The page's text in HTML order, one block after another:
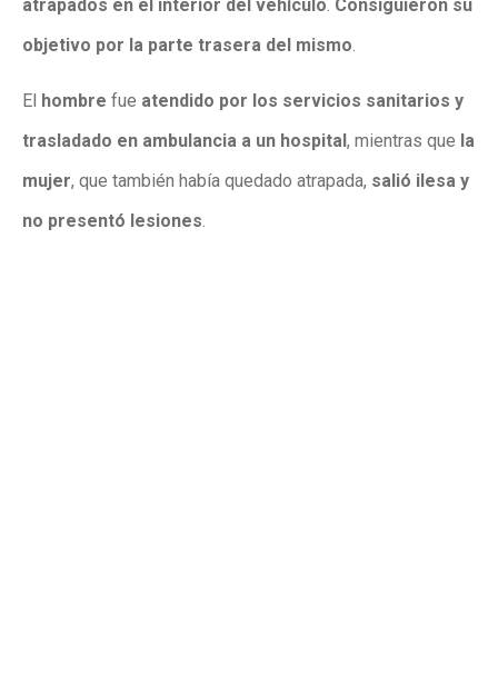
atrapados en el interior del vehículo. Consiguieron su
objetivo por la parte trasera del mismo.
El hombre fue atendido por los servicios sanitarios y
trasladado en ambulancia a un hospital , mientras que la
mujer, que también había quedado atrapada, salió ilesa y
no presentó lesiones.